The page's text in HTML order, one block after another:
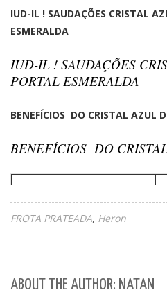
IUD-IL ! SAUDAÇÕES CRISTAL
ESMERALDA
IUD-IL ! SAUDAÇÕES
PORTAL ESMERALDA
BENEFÍCIOS DO CRISTAL AZUL
BENEFÍCIOS DO
FROTA PRATEADA Heron
ABOUT THE AUTHOR: NATAN